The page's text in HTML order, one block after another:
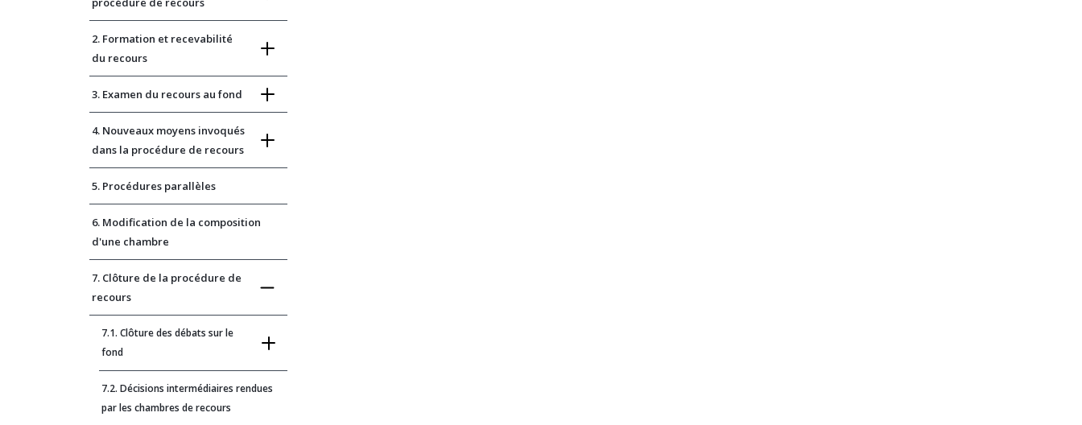
2. Formation et recevabilité
du recours
3. Examen du recours au fond
4. Nouveaux moyens invoqués
dans la procédure de recours
5. Procédures parallèles
6. Modification de la composition
d'une chambre
7. Clôture de la procédure de
recours
7.1. Clôture des débats sur le
fond
7.2. Décisions intermédiaires rendues
par les chambres de recours